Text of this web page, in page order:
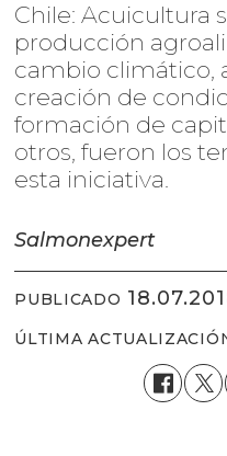
Chile: Acuicultura
producción
cambio climático,
creación de
formación de
otros, fueron los
esta iniciativa.
Salmonexpert
PUBLICADO
ÚLTIMA